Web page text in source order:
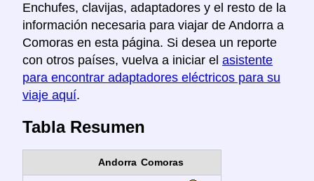
Enchufes, clavijas, adaptadores y el resto de la
información necesaria para viajar de Andorra a
Comoras en esta página. Si desea un reporte
con otros países, vuelva a iniciar el asistente
para encontrar adaptadores eléctricos para su
viaje aquí.
Tabla Resumen
Andorra Comoras